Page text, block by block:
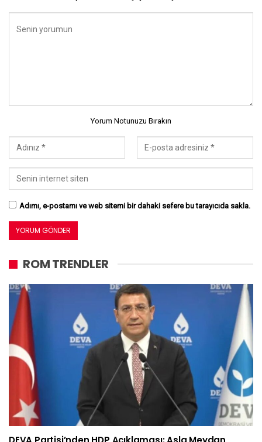
Yorum Notunuzu Bırakın
Adımı, e-postamı ve web sitemi bir dahaki sefere bu tarayıcıda sakla.
ROM TRENDLER